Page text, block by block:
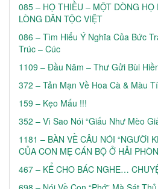
085 – HỌ THIỀU – MỘT DÒNG HỌ
LÒNG DÂN TỘC VIỆT
086 – Tìm Hiểu Ý Nghĩa Của Bức
Trúc – Cúc
1109 – Đầu Năm – Thư Gửi Bùi
372 – Tản Mạn Về Hoa Cà & Màu
159 – Kẹo Mấu !!!
352 – Vì Sao Nói “Giấu Như Mèo
1181 – BÀN VỀ CÂU NÓI “NGƯỜI
CỦA CON MẸ CÁN BỘ Ở HẢI
467 – KỂ CHO BÁC NGHE…